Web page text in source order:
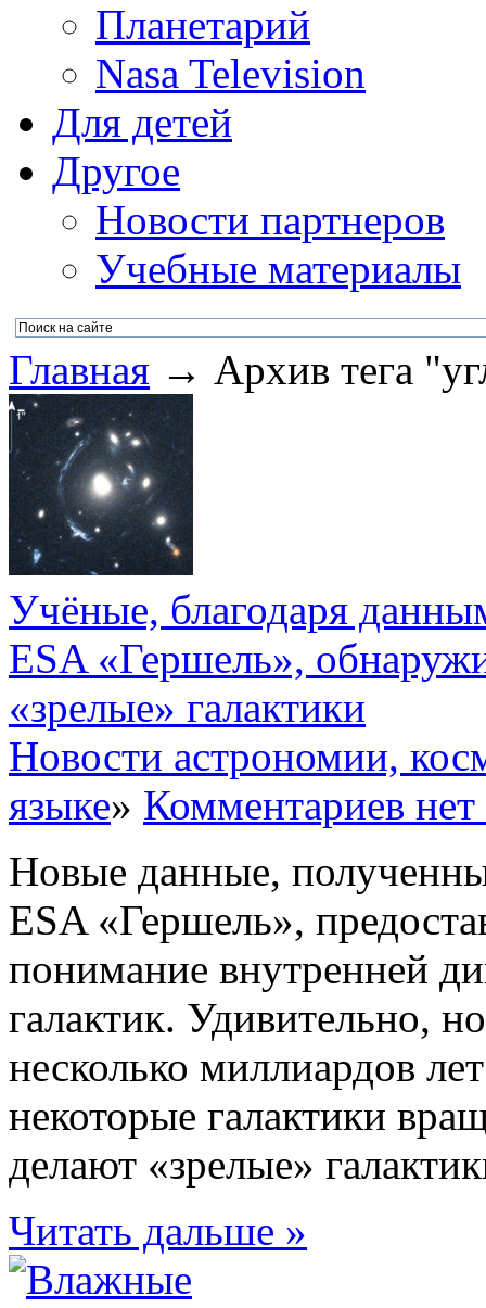
Планетарий
Nasa Television
Для детей
Другое
Новости партнеров
Учебные материалы
Главная → Архив тега
Учёные, благодаря
ESA «Гершель»,
«зрелые» галактики
Новости астрономии,
языке» Комментариев нет
Новые данные,
ESA «Гершель»,
понимание внутренней
галактик. Удивительно,
несколько миллиардов
некоторые галактики
делают «зрелые»
Читать дальше »